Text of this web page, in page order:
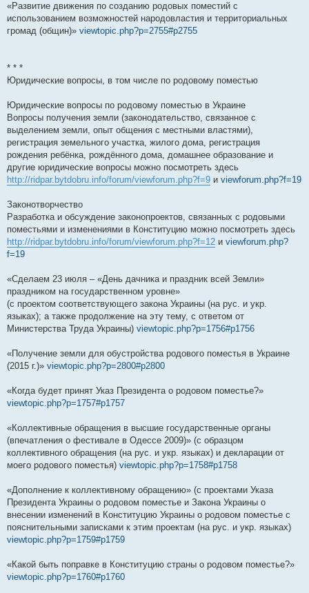
«Развитие движения по созданию родовых поместий с
использованием возможностей народовластия и территориальных
громад (общин)» viewtopic.php?p=2755#p2755
* * *
Юридические вопросы, в том числе по родовому поместью
Юридические вопросы по родовому поместью в Украине
Вопросы получения земли (законодательство, связанное с
выделением земли, опыт общения с местными властями),
регистрация земельного участка, жилого дома, регистрация
рождения ребёнка, рождённого дома, домашнее образование и
другие юридические вопросы можно посмотреть здесь
http://ridpar.bytdobru.info/forum/viewforum.php?f=9 и viewforum.php?f=19
Законотворчество
Разработка и обсуждение законопроектов, связанных с родовыми
поместьями и изменениями в Конституцию можно посмотреть здесь
http://ridpar.bytdobru.info/forum/viewforum.php?f=12 и viewforum.php?
f=19
«Сделаем 23 июля – «День дачника и праздник всей Земли»
праздником на государственном уровне»
(с проектом соответствующего закона Украины (на рус. и укр.
языках); а также продолжение на эту тему, с ответом от
Министерства Труда Украины) viewtopic.php?p=1756#p1756
«Получение земли для обустройства родового поместья в Украине
(2015 г.)» viewtopic.php?p=2800#p2800
«Когда будет принят Указ Президента о родовом поместье?»
viewtopic.php?p=1757#p1757
«Коллективные обращения в высшие государственные органы
(впечатления о фестивале в Одессе 2009)» (с образцом
коллективного обращения (на рус. и укр. языках) и декларации от
моего родового поместья) viewtopic.php?p=1758#p1758
«Дополнение к коллективному обращению» (с проектами Указа
Президента Украины о родовом поместье и Закона Украины о
внесении изменений в Конституцию Украины о родовом поместье с
пояснительными записками к этим проектам (на рус. и укр. языках)
viewtopic.php?p=1759#p1759
«Какой быть поправке в Конституцию страны о родовом поместье?»
viewtopic.php?p=1760#p1760